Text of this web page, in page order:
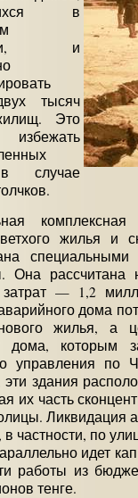
в
и
тысяч
Это
избежать
случае
жилья и
Она рассчитана
— 1,2
дома
жилья, а
дома, которым
управления
эти здания
их часть
Ликвидация
в частности, по
идет
работы из
тенге.